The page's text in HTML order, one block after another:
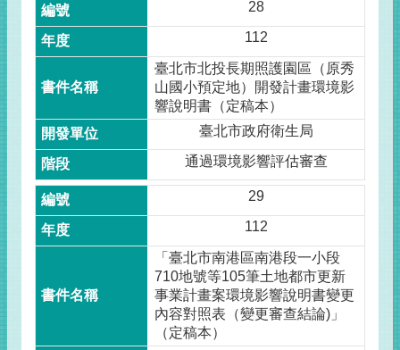
28
112
臺北市北投長期照護園區（原秀
山國小預定地）開發計畫環境影
響說明書（定稿本）
臺北市政府衛生局
通過環境影響評估審查
29
112
「臺北市南港區南港段一小段
710地號等105筆土地都市更新
事業計畫案環境影響說明書變更
內容對照表（變更審查結論)」
（定稿本）